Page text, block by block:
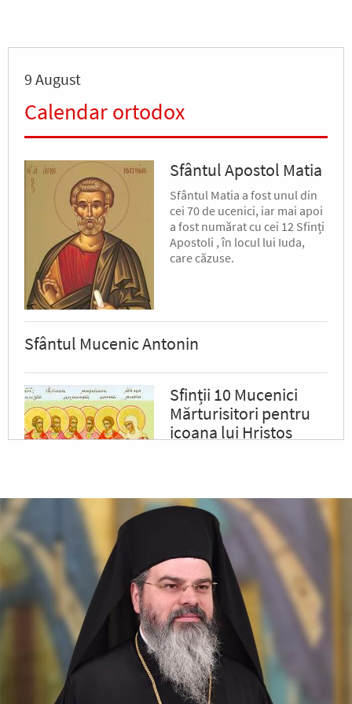
9 August
Calendar ortodox
Sfântul Apostol Matia
Sfântul Matia a fost unul din
cei 70 de ucenici, iar mai apoi
a fost numărat cu cei 12 Sfinți
Apostoli , în locul lui Iuda,
care căzuse.
Sfântul Mucenic Antonin
Sfinții 10 Mucenici
Mărturisitori pentru
icoana lui Hristos
Iar tiranul, văzând acest lucru,
a poruncit să le ardă fețele cu
fiare arse,...
✝) Duminica a 10-a
după Rusalii
(Vindecarea
lunaticului)
În vremea aceea s-a apropiat
de Iisus un om, îngenunchind
înaintea Lui și zicându-I: